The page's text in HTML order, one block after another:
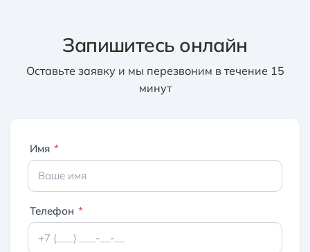
Запишитесь онлайн
Оставьте заявку и мы перезвоним в течение 15
минут
Имя *
Телефон *